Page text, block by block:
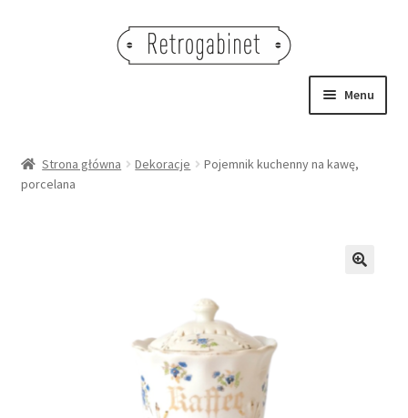
Menu
OBRAZY
Strona główna Dekoracje
Pojemnik kuchenny na kawę,
porcelana